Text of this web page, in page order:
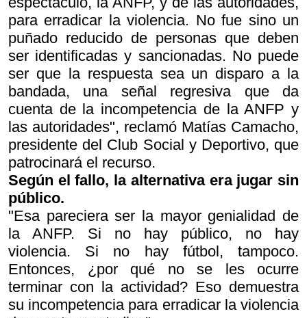
para erradicar la violencia. No fue sino un
puñado reducido de personas que deben
ser identificadas y sancionadas. No puede
ser que la respuesta sea un disparo a la
bandada, una señal regresiva que da
cuenta de la incompetencia de la ANFP y
las autoridades", reclamó Matías Camacho,
presidente del Club Social y Deportivo, que
patrocinará el recurso.
Según el fallo, la alternativa era jugar sin
público.
"Esa pareciera ser la mayor genialidad de
la ANFP. Si no hay público, no hay
violencia. Si no hay fútbol, tampoco.
Entonces, ¿por qué no se les ocurre
terminar con la actividad? Eso demuestra
su incompetencia para erradicar la violencia